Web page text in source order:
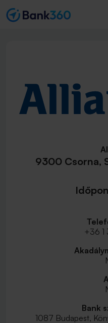
9300 Csorna,
+36 1
Bank
1087 Budapest,